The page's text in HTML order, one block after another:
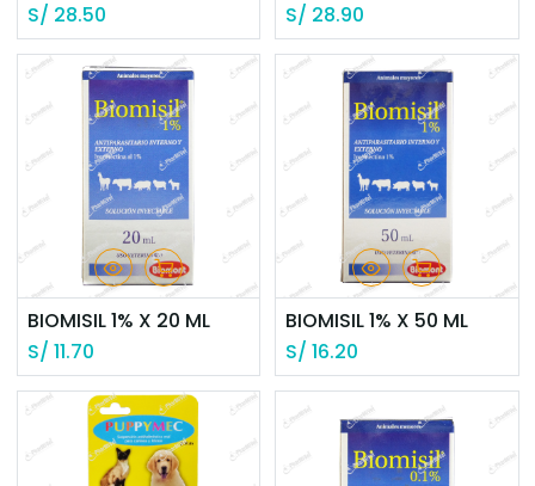
S/ 28.50
S/ 28.90
BIOMISIL 1% X 20 ML
S/ 11.70
BIOMISIL 1% X 50 ML
S/ 16.20